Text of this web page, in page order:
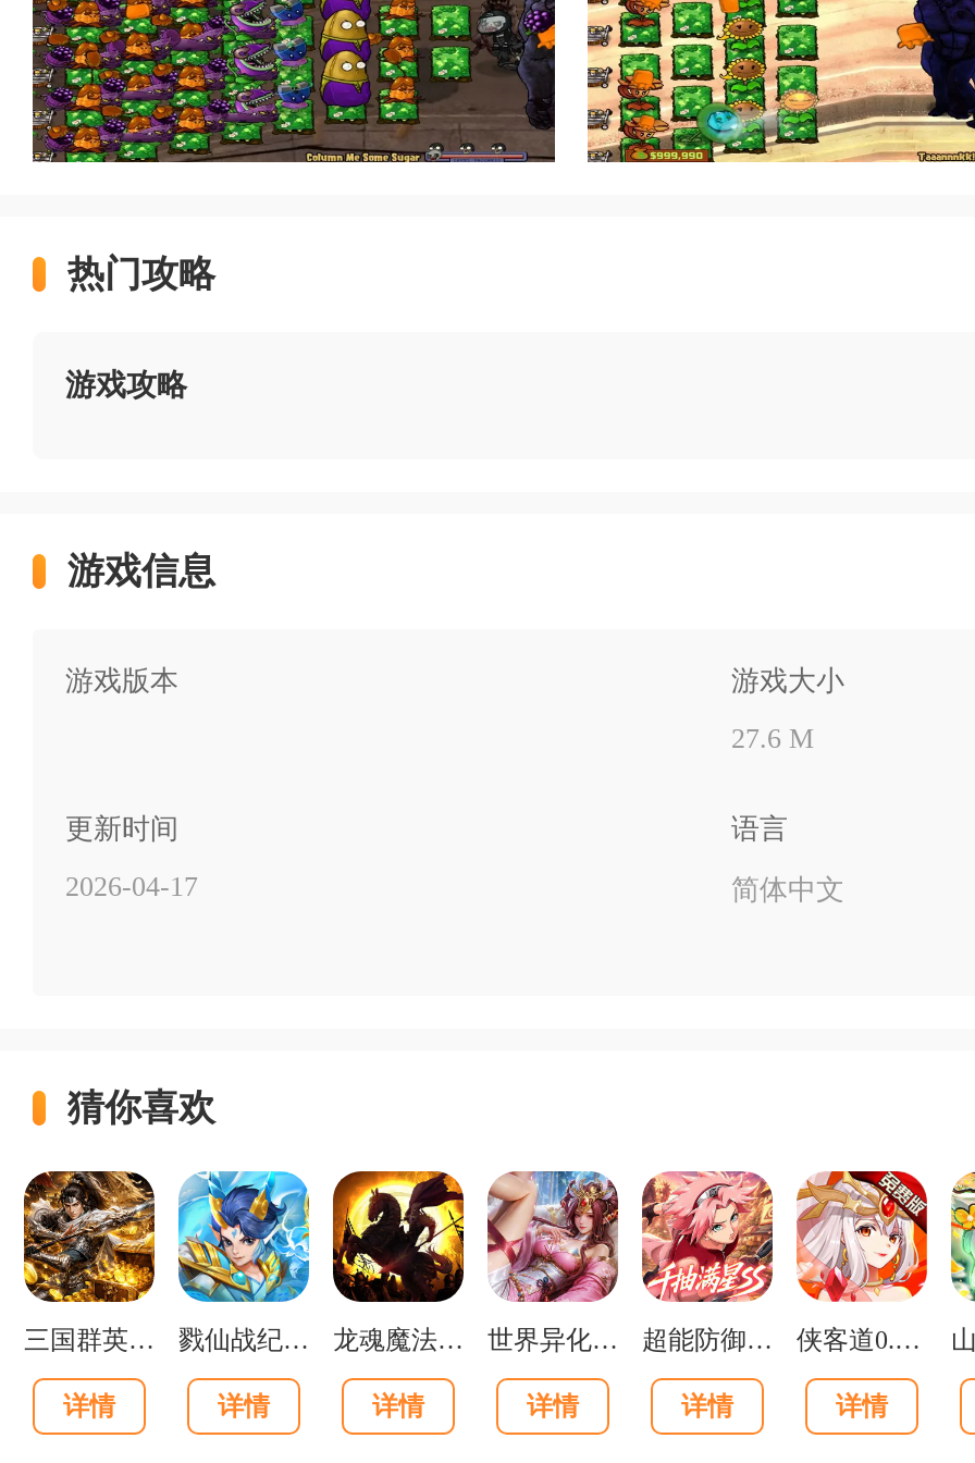
游戏简介
保留了原版PVZ的种植逻辑与阳光管理机制，玩家依然需要通过布置
植物阵营同样迎来革新——豌豆射手从天而降的入场方式致敬了求生
游戏特色
素，并将其无缝植入到《植物大战僵尸》的塔防框架之中。特殊感染
——Hunter的高速突进可瞬间冲破防线，Smoker的远程拖拽能越过坚
知。
生还者与感染者角色体系：
植物阵营(即生还者)被赋予了明确的
全新武器与道具系统：
与原版不同，玩家的铲子被替换为霰弹枪
额外的火力支援。新增的铁管土豆炸弹等特色道具能在关键时刻扭转
器辅助清怪，使战斗节奏更为紧凑而富有层次感。
游戏亮点
飙升的难度与紧张氛围：游戏完美还原了《求生之路》中那种被
殊感染者的AI更加激进，波次间隔更短，尸潮规模更大。巨人僵尸被
热门攻略
游戏攻略
游戏信息
游戏版本
游戏大小
27.6 M
更新时间
2026-04-17
语言
简体中文
猜你喜欢
三国群英传：鸿鹄霸业掘金版
详情
戮仙战纪0.05折新篇章版
详情
龙魂魔法马年散人专属版
详情
世界异化之后0.1折登陆送全图鉴版
详情
超能防御0.1送千抽满星SS版
详情
侠客道0.1折变态版
详情